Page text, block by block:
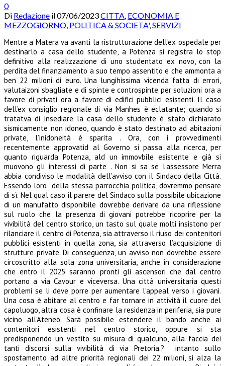
0
Di Redazione il07/06/2023CITTA, ECONOMIA E
MEZZOGIORNO, POLITICA & SOCIETA',SERVIZI
Mentre a Matera va avanti la ristrutturazione dell’ex ospedale per
destinarlo a casa dello studente, a Potenza si registra lo stop
definitivo alla realizzazione di uno studentato ex novo, con la
perdita del finanziamento a suo tempo assentito e che ammonta a
ben 22 milioni di euro. Una lungihissima vicenda fatta di errori,
valutaizoni sbagliate e di spinte e controspinte per soluzioni ora a
favore di privati ora a favore di edifici pubblici esistenti. Il caso
dell’ex consiglio regionale di via Manhes è eclatante; quando si
tratatva di insediare la casa dello studente è stato dichiarato
sismicamente non idoneo, quando è stato destinato ad abitazioni
private, l’inidoneità è sparita . Ora, con i provvedimenti
recentemente approvatid al Governo si passa alla ricerca, per
quanto riguarda Potenza, ald un immovbile esistente e già si
muovono gli interessi di parte . Non si sa se l’assessore Merra
abbia condiviso le modalità dell’avviso con il Sindaco della Città.
Essendo loro della stessa parrocchia politica, dovremmo pensare
di sì. Nel qual caso il parere del Sindaco sulla possibile ubicazione
di un manufatto disponibile dovrebbe derivare da una riflessione
sul ruolo che la presenza di giovani potrebbe ricoprire per la
vivibilità del centro storico, un tasto sul quale molti insistono per
rilanciare il centro di Potenza, sia attraverso il riuso dei contenitori
pubblici esistenti in quella zona, sia attraverso l’acquisizione di
strutture private. Di conseguenza, un avviso non dovrebbe essere
circoscritto alla sola zona universitaria, anche in considerazione
che entro il 2025 saranno pronti gli ascensori che dal centro
portano a via Cavour e viceversa. Una città universitaria questi
problemi se li deve porre per aumentare l’appeal verso i giovani.
Una cosa è abitare al centro e far tornare in attività il cuore del
capoluogo, altra cosa è confinare la residenza in periferia, sia pure
vicino all’Ateneo. Sarà possibile estendere il bando anche ai
contenitori esistenti nel centro storico, oppure si sta
predisponendo un vestito su misura di qualcuno, alla faccia dei
tanti discorsi sulla vivibilità di via Pretoria.? intanto sullo
spostamento ad altre priorità regionali dei 22 milioni, si alza la